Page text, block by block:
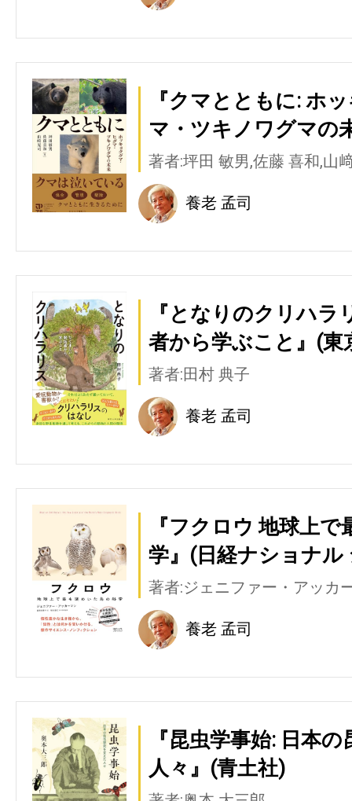
『クマとともに: ホ
マ・ツキノワグマの
著者:坪田 敏男,佐藤 喜和,山
養老 孟司
『となりのクリハラ
者から学ぶこと』(東
著者:田村 典子
養老 孟司
『フクロウ 地球上
学』(日経ナショナ
著者:ジェニファー・アッカ
養老 孟司
『昆虫学事始: 日本
人々』(青土社)